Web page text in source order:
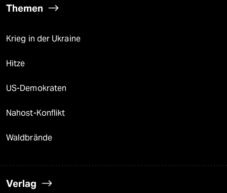
Themen
Krieg in der Ukraine
Hitze
US-Demokraten
Nahost-Konflikt
Waldbrände
Verlag